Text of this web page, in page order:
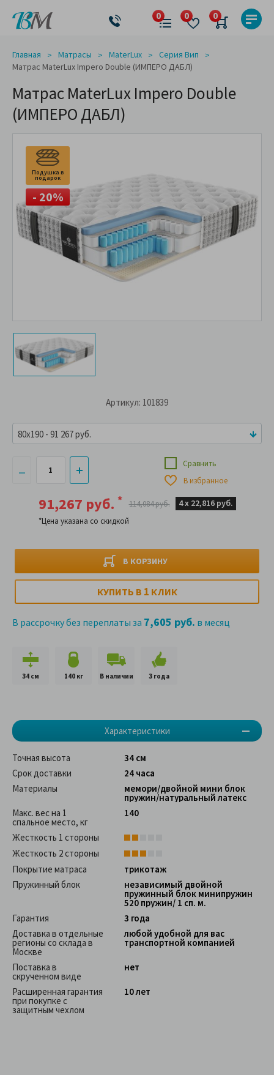
Главная Матрасы MaterLux
Серия Вип
Матрас MaterLux Impero Double (ИМПЕРО ДАБЛ)
Матрас MaterLux Impero Double
(ИМПЕРО ДАБЛ)
Подушка в
подарок
- 20%
Артикул: 101839
91,267 руб. *
*Цена указана со скидкой
114,084 руб. 4 х 22,816 руб.
В КОРЗИНУ
Сравнить
В избранное
КУПИТЬ В 1 КЛИК
В рассрочку без переплаты за 7,605 руб. в месяц
80x190 - 91 267 руб.
34 см 140 кг В наличии 3 года
Характеристики
Точная высота
34 см
Срок доставки
24 часа
Материалы
мемори/двойной мини блок
пружин/натуральный латекс
Макс. вес на 1
спальное место, кг
140
Жесткость 1 стороны
Жесткость 2 стороны
Покрытие матраса
трикотаж
Пружинный блок
независимый двойной
пружинный блок минипружин
520 пружин/ 1 сп. м.
Гарантия
3 года
Доставка в отдельные
регионы со склада в
Москве
любой удобной для вас
транспортной компанией
Поставка в
скрученном виде
нет
Расширенная гарантия
при покупке с
защитным чехлом
10 лет